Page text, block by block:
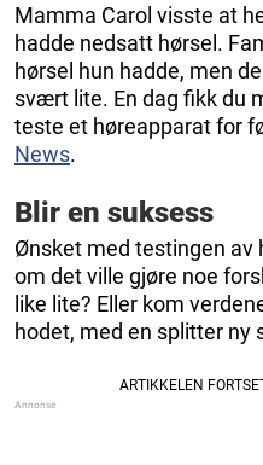
Mamma Carol visste at
hadde nedsatt hørsel.
hørsel hun hadde, men
svært lite. En dag fikk du
teste et høreapparat for
News.
Blir en suksess
Ønsket med testingen av
om det ville gjøre noe
like lite? Eller kom
hodet, med en splitter ny